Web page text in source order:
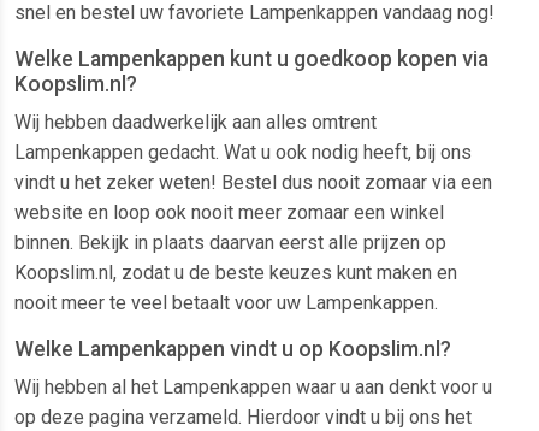
snel en bestel uw favoriete Lampenkappen vandaag nog!
Welke Lampenkappen kunt u goedkoop kopen via
Koopslim.nl?
Wij hebben daadwerkelijk aan alles omtrent
Lampenkappen gedacht. Wat u ook nodig heeft, bij ons
vindt u het zeker weten! Bestel dus nooit zomaar via een
website en loop ook nooit meer zomaar een winkel
binnen. Bekijk in plaats daarvan eerst alle prijzen op
Koopslim.nl, zodat u de beste keuzes kunt maken en
nooit meer te veel betaalt voor uw Lampenkappen.
Welke Lampenkappen vindt u op Koopslim.nl?
Wij hebben al het Lampenkappen waar u aan denkt voor u
op deze pagina verzameld. Hierdoor vindt u bij ons het